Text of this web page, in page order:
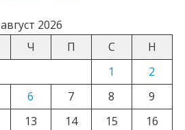
август 2026
Ч П С
Н
1
2
6 7 8
9
13 14 15
16